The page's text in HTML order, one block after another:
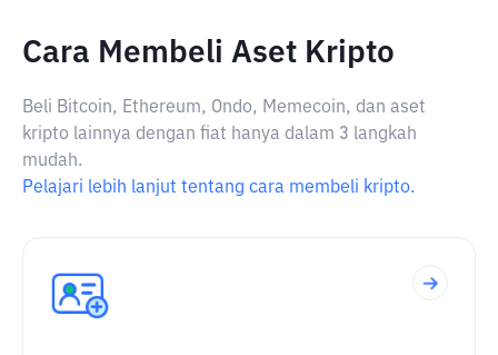
Cara Membeli Aset Kripto
Beli Bitcoin, Ethereum, Ondo, Memecoin, dan aset
kripto lainnya dengan fiat hanya dalam 3 langkah
mudah.
Pelajari lebih lanjut tentang cara membeli kripto.